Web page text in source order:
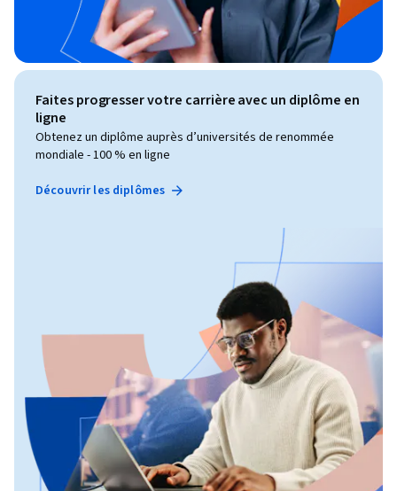
Faites progresser votre carrière avec un diplôme en
ligne
Obtenez un diplôme auprès d’universités de renommée
mondiale - 100 % en ligne
Découvrir les diplômes